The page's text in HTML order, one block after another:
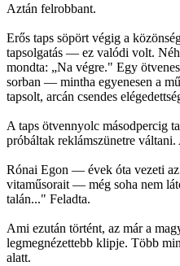
Aztán felrobbant.
Erős taps söpört végig a
tapsolgatás — ez valódi volt.
mondta: „Na végre." Egy
sorban — mintha egyenesen a
tapsolt, arcán csendes
A taps ötvennyolc másodpercig
próbáltak reklámszünetre
Rónai Egon — évek óta vezeti
vitaműsorait — még soha nem
talán..." Feladta.
Ami ezután történt, az már a
legmegnézettebb klipje. Több
alatt.